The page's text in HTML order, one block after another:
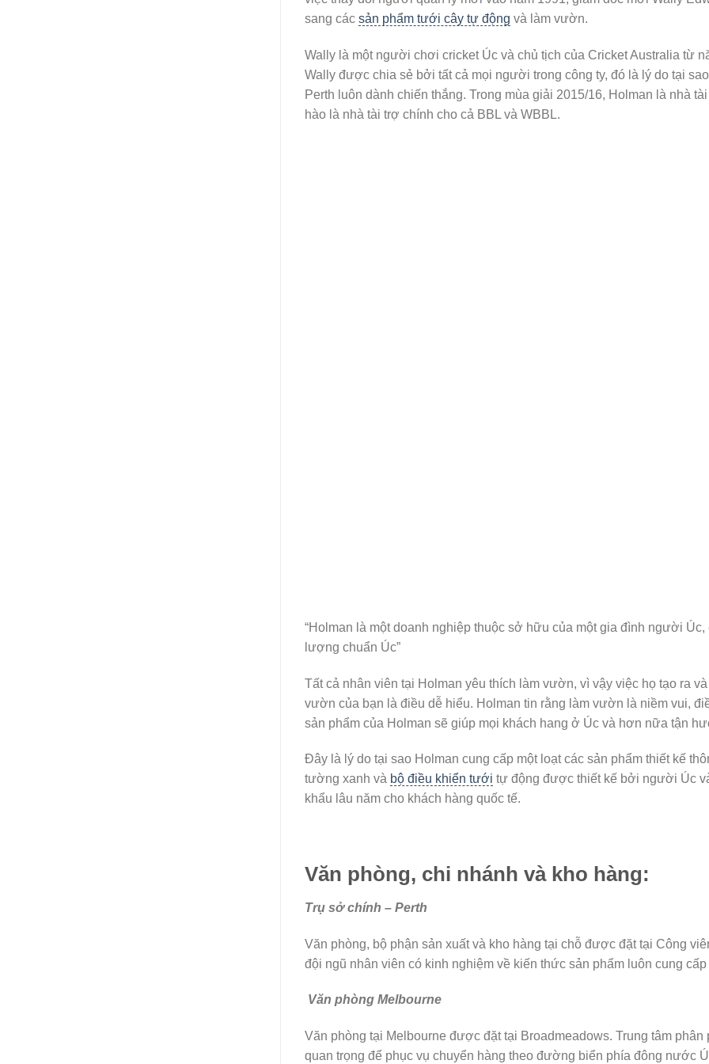
sang các sản phẩm tưới cây tự động và làm vườn.
Wally là một người chơi cricket Úc và chủ tịch của Cricket Australia từ
Wally được chia sẻ bởi tất cả mọi người trong công ty, đó là lý do tại
Perth luôn dành chiến thắng. Trong mùa giải 2015/16, Holman là nhà
hào là nhà tài trợ chính cho cả BBL và WBBL.
“Holman là một doanh nghiệp thuộc sở hữu của một gia đình người
lượng chuẩn Úc”
Tất cả nhân viên tại Holman yêu thích làm vườn, vì vậy việc họ tạo ra
vườn của bạn là điều dễ hiểu. Holman tin rằng làm vườn là niềm vui,
sản phẩm của Holman sẽ giúp mọi khách hang ở Úc và hơn nữa tận
Đây là lý do tại sao Holman cung cấp một loạt các sản phẩm thiết kế
tường xanh và bộ điều khiển tưới tự động được thiết kế bởi người Úc
khẩu lâu năm cho khách hàng quốc tế.
Văn phòng, chi nhánh và kho hàng:
Trụ sở chính – Perth
Văn phòng, bộ phận sản xuất và kho hàng tại chỗ được đặt tại Công
đội ngũ nhân viên có kinh nghiệm về kiến ​​thức sản phẩm luôn cung
Văn phòng Melbourne
Văn phòng tại Melbourne được đặt tại Broadmeadows. Trung tâm
quan trọng để phục vụ chuyển hàng theo đường biển phía đông nước